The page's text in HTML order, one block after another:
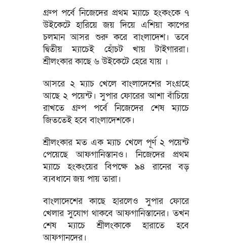
গ্রুপ পর্বে নিজেদের প্রথম ম্যাচে হংকংকে ৭
উইকেটে হারিয়ে জয় দিয়ে এশিয়া কাপের
চলমান আসর শুরু করে বাংলাদেশ। তবে
দ্বিতীয় ম্যাচেই হোঁচট খায় টাইগাররা।
শ্রীলংকার কাছে ৬ উইকেটে হেরে যায় ।
আসরে ২ ম্যাচ খেলে বাংলাদেশের সংগ্রহে
আছে ২ পয়েন্ট। সুপার ফোরের আশা বাঁচিয়ে
রাখতে গ্রুপ পর্বে নিজেদের শেষ ম্যাচে
জিততেই হবে বাংলাদেশকে।
শ্রীলংকার মত এক ম্যাচ খেলে পূর্ণ ২ পয়েন্ট
পেয়েছে আফগানিস্তানও। নিজেদের প্রথম
ম্যাচে হংকংয়ের বিপক্ষে ৯৪ রানের বড়
ব্যবধানে জয় পায় তারা।
বাংলাদেশের কাছে হারলেও সুপার ফোরে
খেলার সুযোগ থাকবে আফগানিস্তানের। তখন
শেষ ম্যাচে শ্রীলংকাকে হারাতে হবে
আফগানদের।